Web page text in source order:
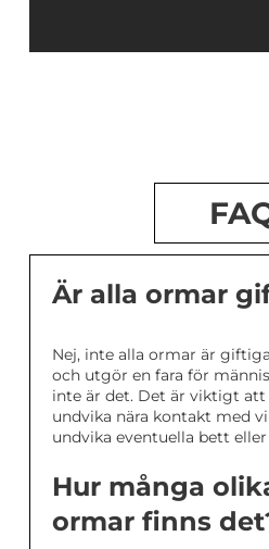
Är alla ormar
Nej, inte alla ormar är
och utgör en fara för
inte är det. Det är viktigt
undvika nära kontakt med
undvika eventuella bett
Hur många
ormar finns